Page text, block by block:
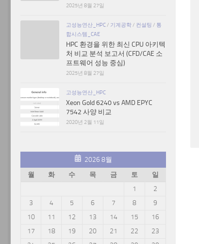
2025년 8월 27일
고성능연산_HPC/ 기계공학/ 컨설팅 / 통
합시스템_CAE
HPC 환경을 위한 최신 CPU 아키텍
처 비교 분석 보고서 (CFD/CAE 소
프트웨어 성능 중심)
2025년 8월 27일
고성능연산_HPC
Xeon Gold 6240 vs AMD EPYC
7542 사양 비교
2020년 2월 11일
2026 8월
월
화 수 목 금 토
일
1
2
3
4 5 6 7 8
9
10
11 12 13 14 15
16
17
18 19 20 21 22
23